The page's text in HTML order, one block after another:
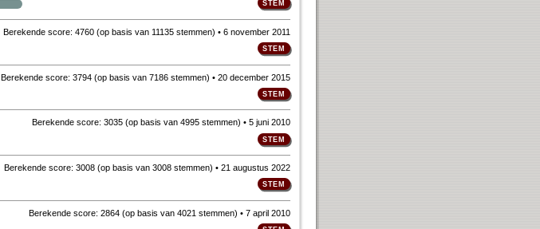
Berekende score: 4760(op basis van 11135 stemmen) • 6 november 2011
Berekende score: 3794(op basis van 7186 stemmen) • 20 december 2015
Berekende score: 3035(op basis van 4995 stemmen) • 5 juni 2010
Berekende score: 3008(op basis van 3008 stemmen) • 21 augustus 2022
Berekende score: 2864(op basis van 4021 stemmen) • 7 april 2010